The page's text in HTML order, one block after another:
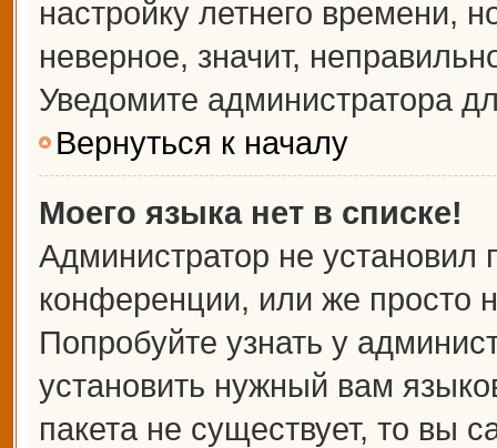
настройку летнего времени,
неверное, значит,
Уведомите администратора
Вернуться к началу
Моего языка нет в списке!
Администратор не установил
конференции, или же просто
Попробуйте узнать у
установить нужный вам
пакета не существует, то вы